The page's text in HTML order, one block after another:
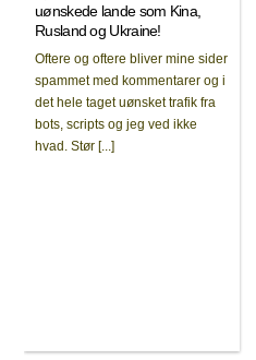
uønskede lande som Kina,
Rusland og Ukraine!
Oftere og oftere bliver mine sider
spammet med kommentarer og i
det hele taget uønsket trafik fra
bots, scripts og jeg ved ikke
hvad. Stør [...]